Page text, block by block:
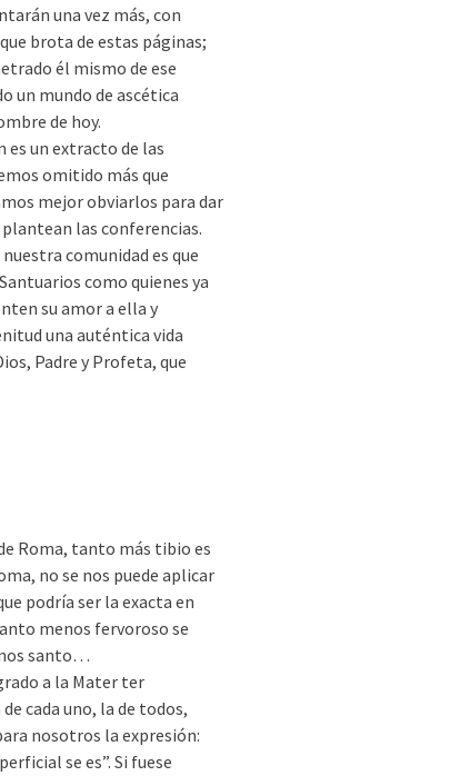
una vez más, con
brota de estas páginas;
él mismo de ese
un mundo de ascética
de hoy.
un extracto de las
omitido más que
mejor obviarlos para dar
las conferencias.
comunidad es que
como quienes ya
su amor a ella y
una auténtica vida
Padre y Profeta, que
Roma, tanto más tibio es
no se nos puede aplicar
podría ser la exacta en
menos fervoroso se
santo…
a la Mater ter
cada uno, la de todos,
nosotros la expresión:
se es”. Si fuese